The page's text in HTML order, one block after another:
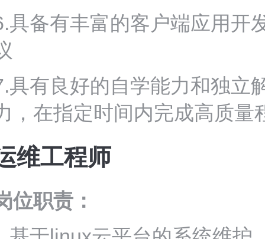
具备有丰富的客户端应用开
具有良好的自学能力和独立
，在指定时间内完成高质量
维工程师
位职责：